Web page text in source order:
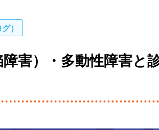
）
害）・多動性障害と